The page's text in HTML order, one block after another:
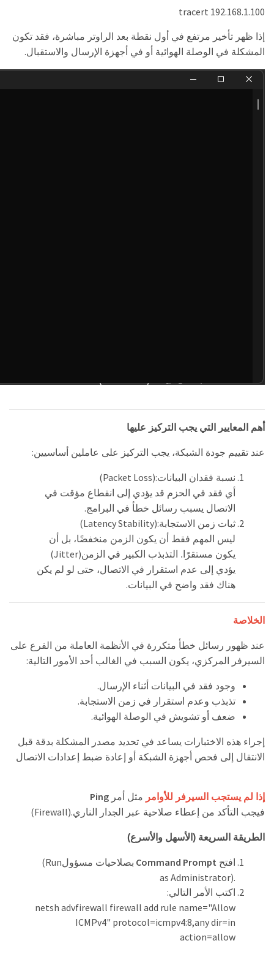
tracert 192.168.1.100
إذا ظهر تأخير مرتفع في أول نقطة بعد الراوتر مباشرة، فقد تكون
المشكلة في الوصلة الهوائية أو في أجهزة الإرسال والاستقبال.
أهم المعايير التي يجب التركيز عليها
عند تقييم جودة الشبكة، يجب التركيز على عاملين أساسيين:
نسبة فقدان البيانات(Packet Loss):
أي فقد في الحزم قد يؤدي إلى انقطاع مؤقت في
الاتصال يسبب رسائل خطأ في البرامج.
ثبات زمن الاستجابة(Latency Stability):
ليس المهم فقط أن يكون الزمن منخفضًا، بل أن
يكون مستقرًا. التذبذب الكبير في الزمن(Jitter)
يؤدي إلى عدم استقرار في الاتصال، حتى لو لم يكن
هناك فقد واضح في البيانات.
الخلاصة
عند ظهور رسائل خطأ متكررة في الأنظمة العاملة من الفرع على
السيرفر المركزي، يكون السبب في الغالب أحد الأمور التالية:
وجود فقد في البيانات أثناء الإرسال.
تذبذب وعدم استقرار في زمن الاستجابة.
ضعف أو تشويش في الوصلة الهوائية.
إجراء هذه الاختبارات يساعد في تحديد مصدر المشكلة بدقة قبل
الانتقال إلى فحص أجهزة الشبكة أو إعادة ضبط إعدادات الاتصال
إذا لم يستجب السيرفر للأوامر مثل أمر Ping
فيجب التأكد من إعطاء صلاحية عبر الجدار الناري(Firewall).
الطريقة السريعة (الأسهل والأسرع)
افتح Command Prompt بصلاحيات مسؤول(Run
as Administrator).
اكتب الأمر التالي:
netsh advfirewall firewall add rule name="Allow
ICMPv4" protocol=icmpv4:8,any dir=in
action=allow